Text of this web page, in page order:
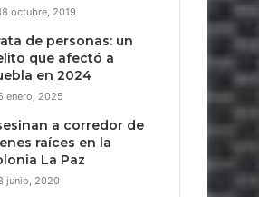
octubre, 2019
de personas: un
que afectó a
en 2024
enero, 2025
a corredor de
raíces en la
La Paz
junio, 2020